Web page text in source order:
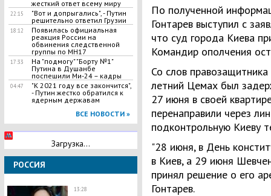
жесткий ответ всему миру
22:15
"Вот и допрыгались", - Путин
решительно ответил Грузии
18:12
Появилась официальная
реакция России на
обвинения следственной
группы по МН17
17:33
На "подмогу" "Борту №1"
Путина в Душанбе
поспешили Ми-24 – кадры
04:47
"К 2021 году все закончится",
- Путин жестко обратился к
ядерным державам
ВСЕ НОВОСТИ »
Загрузка...
РОССИЯ
13:28
По полученной
Гонтарев выступил с
что суд города Киева
Командир ополчения
Со слов
летний Цемах был
27 июня в своей
перенаправили через
подконтрольную Киеву
"28 июня, в День
в Киев, а 29 июня
принял решение о его
Гонтарев.